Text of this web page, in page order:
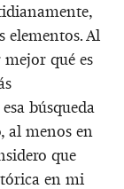
elementos. Al
qué es
búsqueda
al menos en
que
en mi